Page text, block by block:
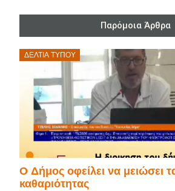
Παρόμοια Άρθρα
ΔΕΛΤΊΑ ΤΎΠΟΥ
Ο Δήμος οφείλει να μειώσει
καθαριότητας
Posted